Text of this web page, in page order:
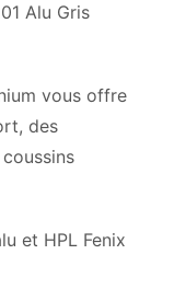
Alu Gris
vous offre
des
et HPL Fenix